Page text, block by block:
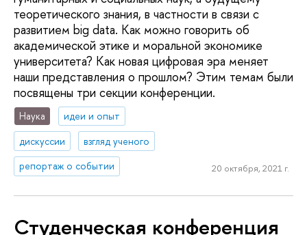
теоретического знания, в частности в связи с
развитием big data. Как можно говорить об
академической этике и моральной экономике
университета? Как новая цифровая эра меняет
наши представления о прошлом? Этим темам были
посвящены три секции конференции.
Наука
идеи и опыт
дискуссии
взгляд ученого
репортаж о событии
20 октября, 2021 г.
Студенческая конференция